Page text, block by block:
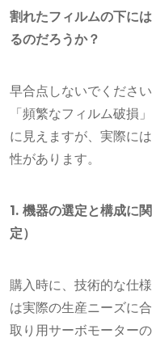
割れたフィルムの下に
るのだろうか？
早合点しないでくださ
「頻繁なフィルム破損
に見えますが、実際に
性があります。
1. 機器の選定と構成に
定）
購入時に、技術的な仕
は実際の生産ニーズに
取り用サーボモーター